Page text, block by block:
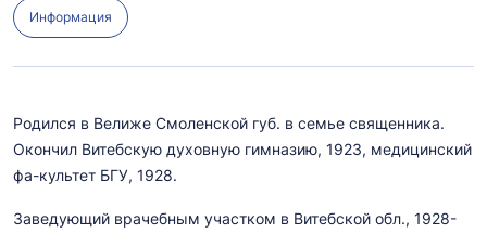
Информация
Родился в Велиже Смоленской губ. в семье священника.
Окончил Витебскую духовную гимназию, 1923, медицинский
фа-культет БГУ, 1928.
Заведующий врачебным участком в Витебской обл., 1928-